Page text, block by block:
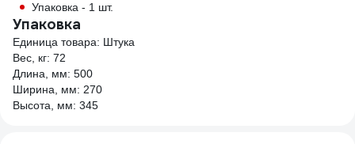
Упаковка - 1 шт.
Упаковка
Единица товара: Штука
Вес, кг: 72
Длина, мм: 500
Ширина, мм: 270
Высота, мм: 345